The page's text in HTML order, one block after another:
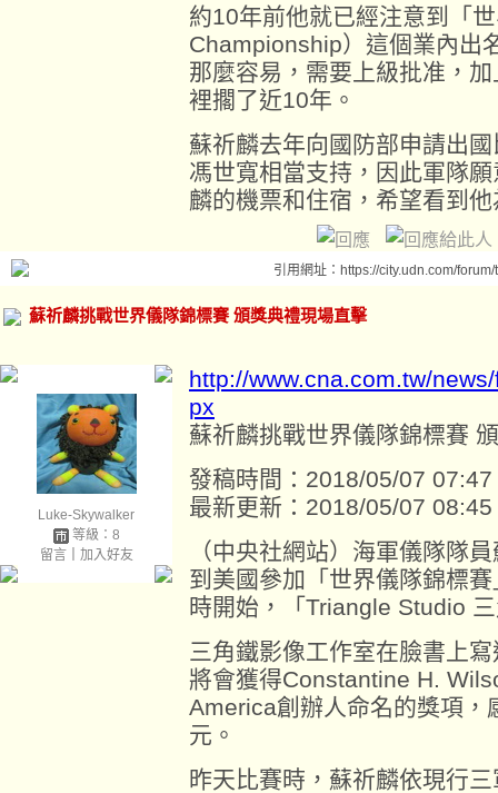
約10年前他就已經注意到「
Championship）這個業內出
那麼容易，需要上級批准，
裡擱了近10年。
蘇祈麟去年向國防部申請出
馮世寬相當支持，因此軍隊
麟的機票和住宿，希望看到
引用網址：https://city.udn.com/
蘇祈麟挑戰世界儀隊錦標賽 頒獎典禮現場直擊
Luke-Skywalker
等級：8
留言｜ 加入好友
http://www.cna.com.tw/
px
蘇祈麟挑戰世界儀隊錦標賽
發稿時間：2018/05/07 07:47
最新更新：2018/05/07 08:45
（中央社網站）海軍儀隊隊
到美國參加「世界儀隊錦標
時開始，「Triangle Studio
三角鐵影像工作室在臉書上
將會獲得Constantine H.
America創辦人命名的獎項，
元。
昨天比賽時，蘇祈麟依現行